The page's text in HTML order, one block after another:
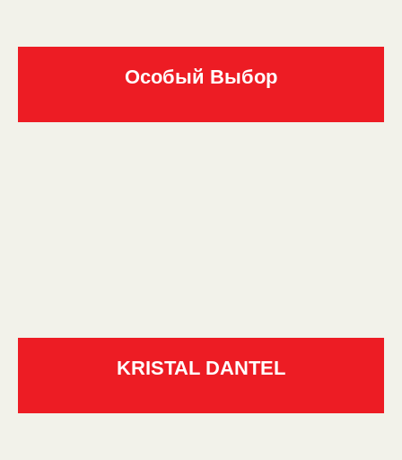
Особый Выбор
KRISTAL DANTEL